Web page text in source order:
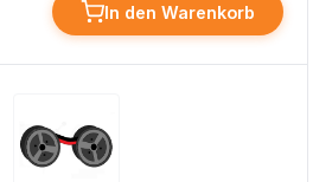
In den Warenkorb